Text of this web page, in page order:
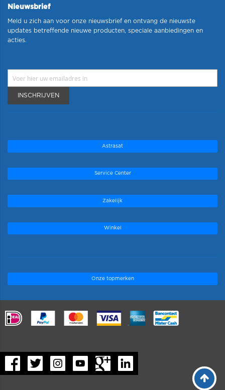
Nieuwsbrief
Meld u zich aan voor onze nieuwsbrief en ontvang de nieuwste
updates betreffende nieuwe producten, speciale aanbiedingen en
acties.
INSCHRIJVEN
Astrasat
Service Center
Zakelijk
Winkel
Onze topmerken
.